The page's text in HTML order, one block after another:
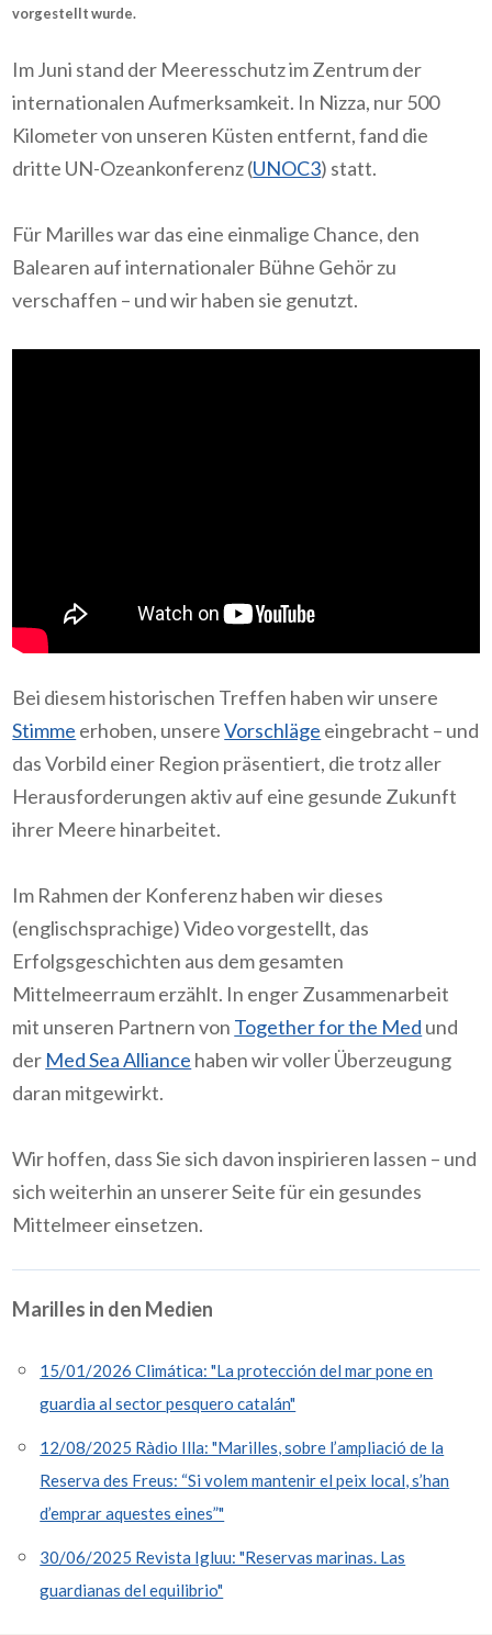
vorgestellt wurde.
Im Juni stand der Meeresschutz im Zentrum der
internationalen Aufmerksamkeit. In Nizza, nur 500
Kilometer von unseren Küsten entfernt, fand die
dritte UN-Ozeankonferenz (UNOC3) statt.
Für Marilles war das eine einmalige Chance, den
Balearen auf internationaler Bühne Gehör zu
verschaffen – und wir haben sie genutzt.
Bei diesem historischen Treffen haben wir unsere
Stimme erhoben, unsereVorschläge eingebracht – und
das Vorbild einer Region präsentiert, die trotz aller
Herausforderungen aktiv auf eine gesunde Zukunft
ihrer Meere hinarbeitet.
Im Rahmen der Konferenz haben wir dieses
(englischsprachige) Video vorgestellt, das
Erfolgsgeschichten aus dem gesamten
Mittelmeerraum erzählt. In enger Zusammenarbeit
mit unseren Partnern von Together for the Med und
der Med Sea Alliance haben wir voller Überzeugung
daran mitgewirkt.
Wir hoffen, dass Sie sich davon inspirieren lassen – und
sich weiterhin an unserer Seite für ein gesundes
Mittelmeer einsetzen.
Marilles in den Medien
15/01/2026 Climática: "La protección del mar pone en
guardia al sector pesquero catalán"
12/08/2025 Ràdio Illa: "Marilles, sobre l’ampliació de la
Reserva des Freus: “Si volem mantenir el peix local, s’han
d’emprar aquestes eines”"
30/06/2025 Revista Igluu: "Reservas marinas. Las
guardianas del equilibrio"